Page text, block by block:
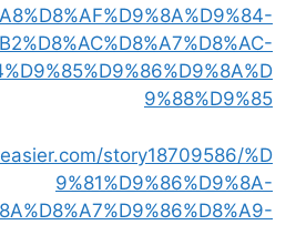
9%88%D9%85
story18709586/%D
9%81%D9%86%D9%8A-